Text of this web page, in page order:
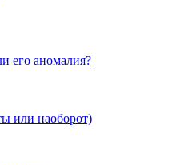
его аномалия?
или наоборот)